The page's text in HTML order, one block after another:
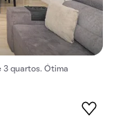
3 quartos. Ótima